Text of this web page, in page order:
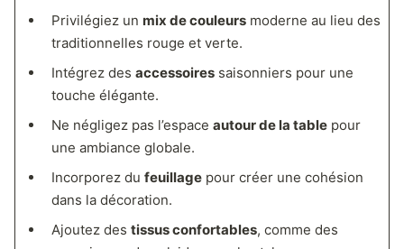
Privilégiez un mix de couleursmoderne au lieu des
traditionnelles rouge et verte.
Intégrez des accessoiressaisonniers pour une
touche élégante.
Ne négligez pas l’espace autour de la tablepour
une ambiance globale.
Incorporez du feuillagepour créer une cohésion
dans la décoration.
Ajoutez des tissus confortables, comme des